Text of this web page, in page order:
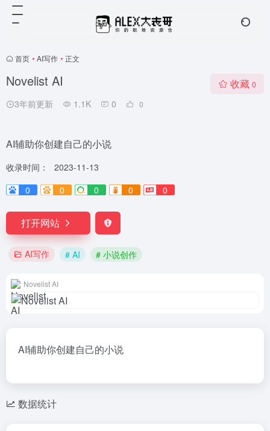
首页 • AI写作 • 正文
Novelist AI
3年前更新 1.1K 0 0
收藏 0
AI辅助你创建自己的小说
收录时间：
2023-11-13
0
0 0 0 0
打开网站
AI写作 # AI # 小说创作
Novelist AI
AI辅助你创建自己的小说
数据统计